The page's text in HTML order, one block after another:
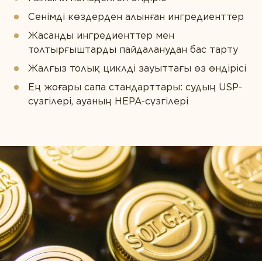
Сенімді көздерден алынған ингредиенттер
Жасанды ингредиенттер мен
толтырғыштарды пайдаланудан бас тарту
Жалғыз толық циклді зауыттағы өз өндірісі
Ең жоғары сапа стандарттары: судың USP-
сүзгілері, ауаның HEPA-сүзгілері